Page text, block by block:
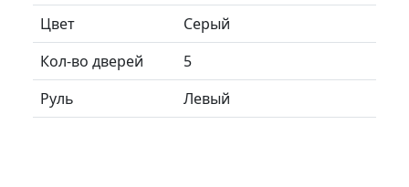
Цвет
Серый
Кол-во дверей
5
Руль
Левый